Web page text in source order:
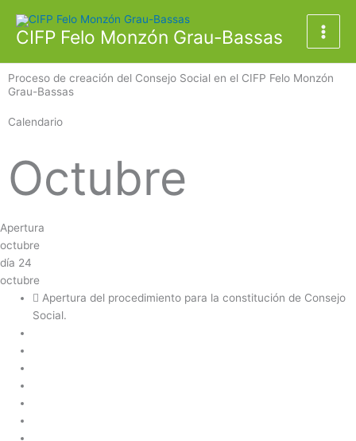
contenido
CIFP Felo Monzón Grau-Bassas
Proceso de creación del Consejo Social en el CIFP Felo Monzón
Grau-Bassas
Calendario
Octubre
Apertura
octubre
día 24
octubre
Apertura del procedimiento para la constitución de Consejo
Social.